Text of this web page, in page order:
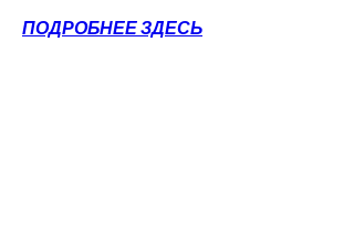
ПОДРОБНЕЕ ЗДЕСЬ